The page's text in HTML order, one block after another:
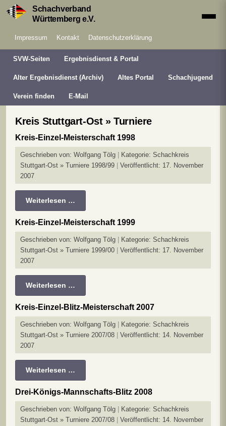
Schachverband
Württemberg e.V.
Impressum Kontakt Datenschutzerklärung
SVW-Seiten Ergebnisdienst & Portal
Alter Ergebnisdienst (Archiv) Altes Portal Schachjugend
Verein finden E-Mail
Kreis Stuttgart-Ost » Turniere
Kreis-Einzel-Meisterschaft 1998
Geschrieben von: Wolfgang Tölg Kategorie: Schachkreis
Stuttgart-Ost » Turniere 1998/99
Veröffentlicht: 17. November
2007
Weiterlesen …
Kreis-Einzel-Meisterschaft 1999
Geschrieben von: Wolfgang Tölg Kategorie: Schachkreis
Stuttgart-Ost » Turniere 1999/00
Veröffentlicht: 17. November
2007
Weiterlesen …
Kreis-Einzel-Blitz-Meisterschaft 2007
Geschrieben von: Wolfgang Tölg Kategorie: Schachkreis
Stuttgart-Ost » Turniere 2007/08
Veröffentlicht: 14. November
2007
Weiterlesen …
Drei-Königs-Mannschafts-Blitz 2008
Geschrieben von: Wolfgang Tölg Kategorie: Schachkreis
Stuttgart-Ost » Turniere 2007/08
Veröffentlicht: 14. November